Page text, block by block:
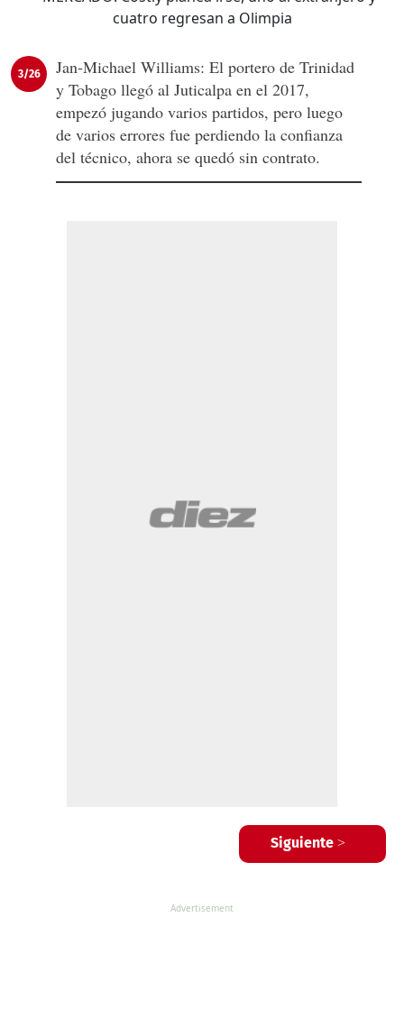
3/26
Jan-Michael Williams: El portero de Trinidad
y Tobago llegó al Juticalpa en el 2017,
empezó jugando varios partidos, pero luego
de varios errores fue perdiendo la confianza
del técnico, ahora se quedó sin contrato.
Siguiente >